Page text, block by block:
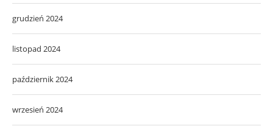
grudzień 2024
listopad 2024
październik 2024
wrzesień 2024